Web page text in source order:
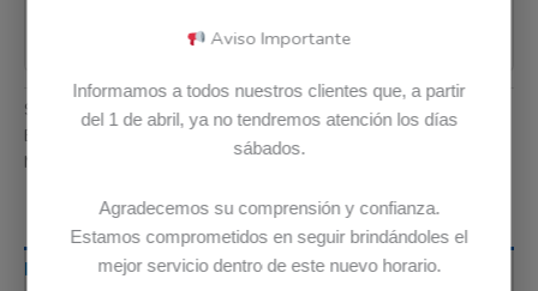
SKU: 5B11H56402 Categoría: Baterias
Etiquetas:
Envio Gratis Garantia 12 meses
Marca:
Descripción
Aviso Importante
Informamos a todos nuestros clientes que, a partir
del 1 de abril, ya no tendremos atención los días
sábados.
Agradecemos su comprensión y confianza.
Estamos comprometidos en seguir brindándoles el
mejor servicio dentro de este nuevo horario.